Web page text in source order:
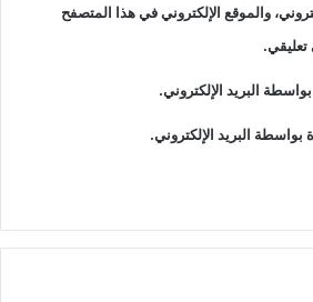
والموقع الإلكتروني في هذا المتصفح
تعليقي.
البريد الإلكتروني.
بواسطة البريد الإلكتروني.